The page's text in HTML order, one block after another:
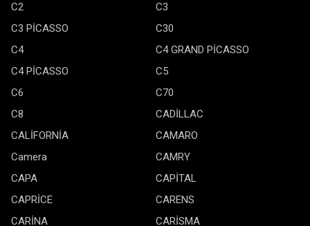
C2
C3
C3 PİCASSO
C30
C4
C4 GRAND PİCASSO
C4 PİCASSO
C5
C6
C70
C8
CADİLLAC
CALİFORNİA
CAMARO
Camera
CAMRY
CAPA
CAPİTAL
CAPRİCE
CARENS
CARİNA
CARİSMA